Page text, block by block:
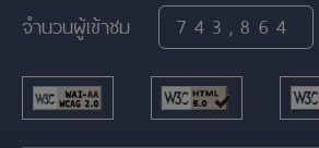
จำนวนผู้เข้าชม 743,864